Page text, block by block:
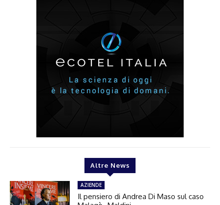
Altre News
AZIENDE
Il pensiero di Andrea Di Maso sul caso